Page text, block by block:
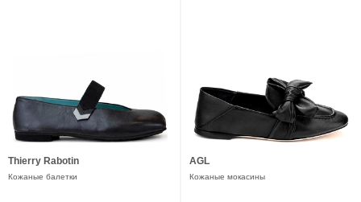
Thierry Rabotin
Кожаные балетки
AGL
Кожаные мокасины